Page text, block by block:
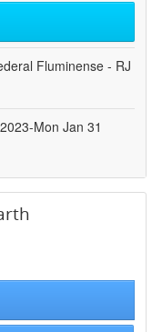
Fluminense - RJ
Mon Jan 31